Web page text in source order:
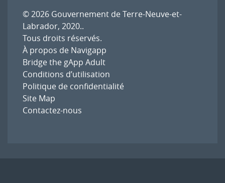
© 2026 Gouvernement de Terre-Neuve-et-
Labrador, 2020..
Tous droits réservés.
À propos de Navigapp
Bridge the gApp Adult
Conditions d’utilisation
Politique de confidentialité
Site Map
Contactez-nous